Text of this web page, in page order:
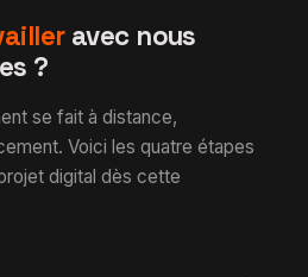
avec nous
?
se fait à distance,
Voici les quatre étapes
digital dès cette